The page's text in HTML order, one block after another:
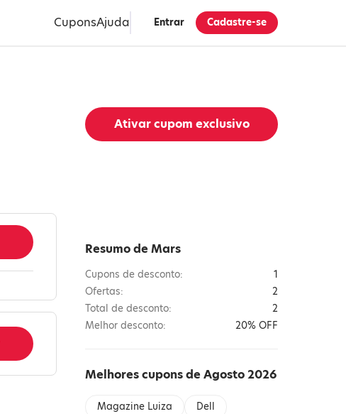
CuponsAjuda Entrar Cadastre-se
Ativar cupom exclusivo
Resumo de Mars
Cupons de desconto:
1
Ofertas:
2
Total de desconto:
2
Melhor desconto:
20% OFF
Melhores cupons de Agosto 2026
Magazine Luiza
Dell